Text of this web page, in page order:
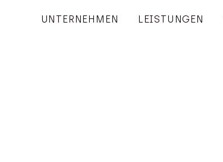
UNTERNEHMEN LEISTUNGEN